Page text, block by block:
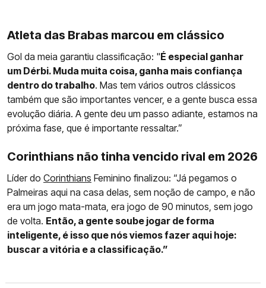
Atleta das Brabas marcou em clássico
Gol da meia garantiu classificação: "É especial ganhar
um Dérbi. Muda muita coisa, ganha mais confiança
dentro do trabalho. Mas tem vários outros clássicos
também que são importantes vencer, e a gente busca essa
evolução diária. A gente deu um passo adiante, estamos na
próxima fase, que é importante ressaltar.”
Corinthians não tinha vencido rival em 2026
Líder do Corinthians Feminino finalizou: “Já pegamos o
Palmeiras aqui na casa delas, sem noção de campo, e não
era um jogo mata-mata, era jogo de 90 minutos, sem jogo
de volta. Então, a gente soube jogar de forma
inteligente, é isso que nós viemos fazer aqui hoje:
buscar a vitória e a classificação.”